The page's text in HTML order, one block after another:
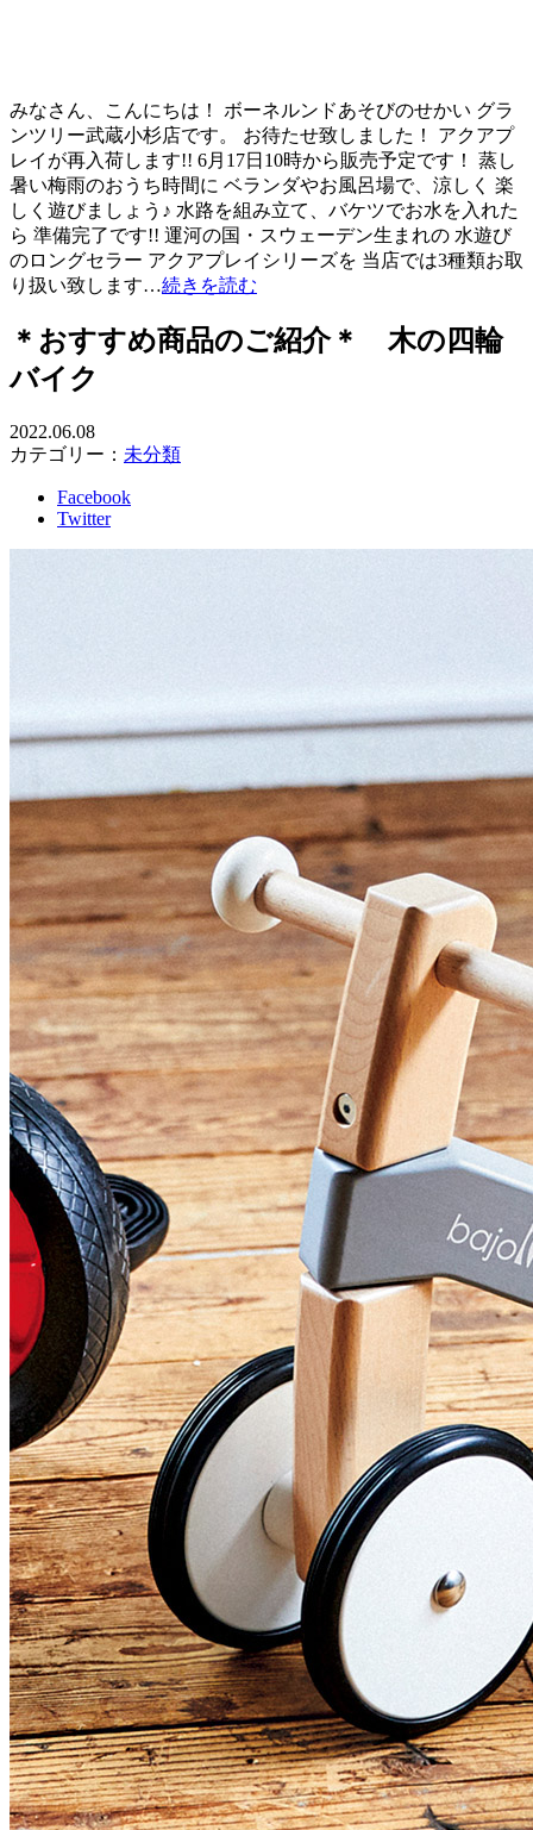
みなさん、こんにちは！ ボーネルンドあそびのせかい グラ
ンツリー武蔵小杉店です。 お待たせ致しました！ アクアプ
レイが再入荷します!! 6月17日10時から販売予定です！ 蒸し
暑い梅雨のおうち時間に ベランダやお風呂場で、涼しく 楽
しく遊びましょう♪ 水路を組み立て、バケツでお水を入れた
ら 準備完了です!! 運河の国・スウェーデン生まれの 水遊び
のロングセラー アクアプレイシリーズを 当店では3種類お取
り扱い致します…続きを読む
＊おすすめ商品のご紹介＊ 木の四輪
バイク
2022.06.08
カテゴリー： 未分類
Facebook
Twitter